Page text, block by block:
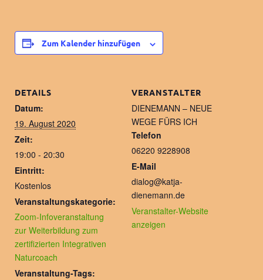
Zum Kalender hinzufügen
DETAILS
Datum:
19. August 2020
Zeit:
19:00 - 20:30
Eintritt:
Kostenlos
Veranstaltungskategorie:
Zoom-Infoveranstaltung
zur Weiterbildung zum
zertifizierten Integrativen
Naturcoach
Veranstaltung-Tags:
VERANSTALTER
DIENEMANN – NEUE
WEGE FÜRS ICH
Telefon
06220 9228908
E-Mail
dialog@katja-
dienemann.de
Veranstalter-Website
anzeigen